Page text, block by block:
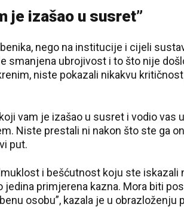
je izašao u susret”
nego na institucije i cijeli
smanjena ubrojivost i to što nije
niste pokazali nikakvu
vam je izašao u susret i vodio vas
Niste prestali ni nakon što ste ga
put.
i bešćutnost koju ste iskazali
primjerena kazna. Mora biti
osobu”, kazala je u obrazloženju